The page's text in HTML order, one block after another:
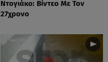
Ντογιάκο: Βίντεο Με Τον
27χρονο